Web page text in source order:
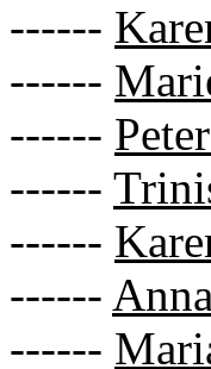
------
------
------
------
------
------
------